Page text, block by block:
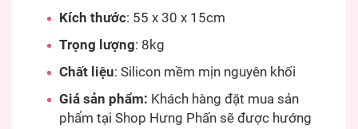
Kích thước: 55 x 30 x 15cm
Trọng lượng: 8kg
Chất liệu: Silicon mềm mịn nguyên khối
Giá sản phẩm: Khách hàng đặt mua sản
phẩm tại Shop Hưng Phấn sẽ được hướng